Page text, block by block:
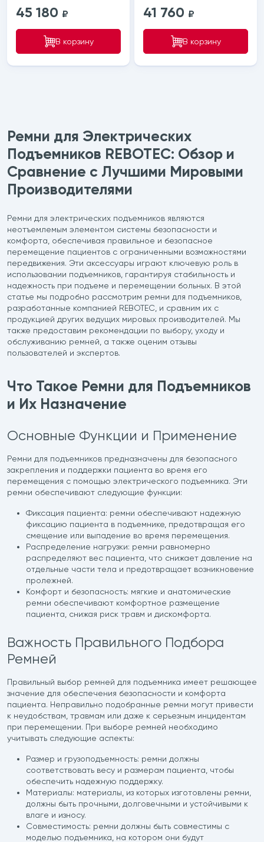
45 180 ₽
В корзину
41 760 ₽
В корзину
Ремни для Электрических
Подъемников REBOTEC: Обзор и
Сравнение с Лучшими Мировыми
Производителями
Ремни для электрических подъемников являются
неотъемлемым элементом системы безопасности и
комфорта, обеспечивая правильное и безопасное
перемещение пациентов с ограниченными возможностями
передвижения. Эти аксессуары играют ключевую роль в
использовании подъемников, гарантируя стабильность и
надежность при подъеме и перемещении больных. В этой
статье мы подробно рассмотрим ремни для подъемников,
разработанные компанией REBOTEC, и сравним их с
продукцией других ведущих мировых производителей. Мы
также предоставим рекомендации по выбору, уходу и
обслуживанию ремней, а также оценим отзывы
пользователей и экспертов.
Что Такое Ремни для Подъемников
и Их Назначение
Основные Функции и Применение
Ремни для подъемников предназначены для безопасного
закрепления и поддержки пациента во время его
перемещения с помощью электрического подъемника. Эти
ремни обеспечивают следующие функции:
Фиксация пациента: ремни обеспечивают надежную
фиксацию пациента в подъемнике, предотвращая его
смещение или выпадение во время перемещения.
Распределение нагрузки: ремни равномерно
распределяют вес пациента, что снижает давление на
отдельные части тела и предотвращает возникновение
пролежней.
Комфорт и безопасность: мягкие и анатомические
ремни обеспечивают комфортное размещение
пациента, снижая риск травм и дискомфорта.
Важность Правильного Подбора
Ремней
Правильный выбор ремней для подъемника имеет решающее
значение для обеспечения безопасности и комфорта
пациента. Неправильно подобранные ремни могут привести
к неудобствам, травмам или даже к серьезным инцидентам
при перемещении. При выборе ремней необходимо
учитывать следующие аспекты:
Размер и грузоподъемность: ремни должны
соответствовать весу и размерам пациента, чтобы
обеспечить надежную поддержку.
Материалы: материалы, из которых изготовлены ремни,
должны быть прочными, долговечными и устойчивыми к
влаге и износу.
Совместимость: ремни должны быть совместимы с
моделью подъемника, на котором они будут